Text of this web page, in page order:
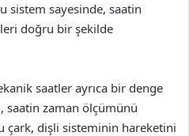
sistem sayesinde, saatin
doğru bir şekilde
saatler ayrıca bir denge
saatin zaman ölçümünü
çark, dişli sisteminin hareketini